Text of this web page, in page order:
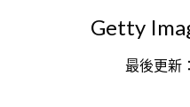
Getty
最後更新